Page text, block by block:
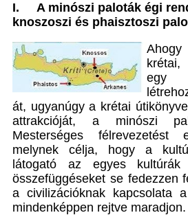
I. A minószi paloták égi
knoszoszi és phaisztoszi
A
krétai,
egy
át, ugyanúgy a krétai
attrakcióját, a minószi
Mesterséges félrevezetést
melynek célja, hogy a
látogató az egyes
összefüggéseket se fedezzen
a civilizációknak kapcsolata
mindenképpen rejtve maradjon.